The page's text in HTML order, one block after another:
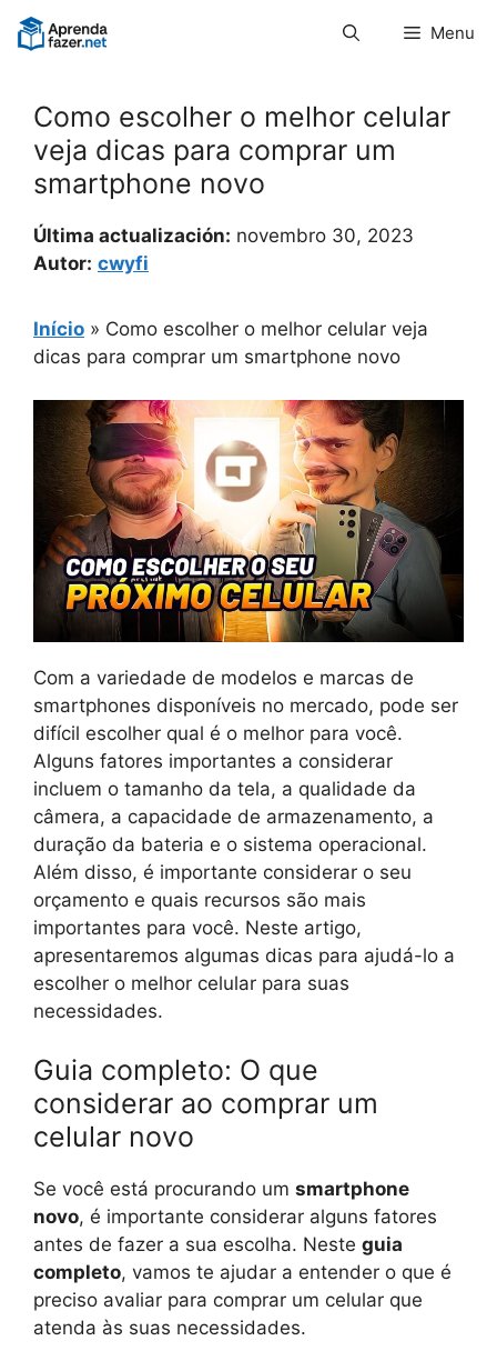
Pular
para
Menu
Como escolher o melhor celular
veja dicas para comprar um
smartphone novo
Última actualización: novembro 30, 2023
Autor: cwyfi
Início » Como escolher o melhor celular veja
dicas para comprar um smartphone novo
Com a variedade de modelos e marcas de
smartphones disponíveis no mercado, pode ser
difícil escolher qual é o melhor para você.
Alguns fatores importantes a considerar
incluem o tamanho da tela, a qualidade da
câmera, a capacidade de armazenamento, a
duração da bateria e o sistema operacional.
Além disso, é importante considerar o seu
orçamento e quais recursos são mais
importantes para você. Neste artigo,
apresentaremos algumas dicas para ajudá-lo a
escolher o melhor celular para suas
necessidades.
Guia completo: O que
considerar ao comprar um
celular novo
Se você está procurando um smartphone
novo, é importante considerar alguns fatores
antes de fazer a sua escolha. Neste guia
completo, vamos te ajudar a entender o que é
preciso avaliar para comprar um celular que
atenda às suas necessidades.